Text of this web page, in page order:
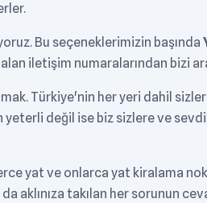
Bu seçeneklerimizin başında
iletişim numaralarından bizi
Türkiye'nin her yeri dahil
değil ise biz sizlere ve
yat ve onlarca yat kiralama
takılan her sorunun